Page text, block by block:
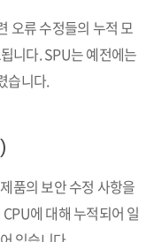
오류 수정들의 누적 모
니다. SPU는 예전에는
습니다.
품의 보안 수정 사항을
에 대해 누적되어 일